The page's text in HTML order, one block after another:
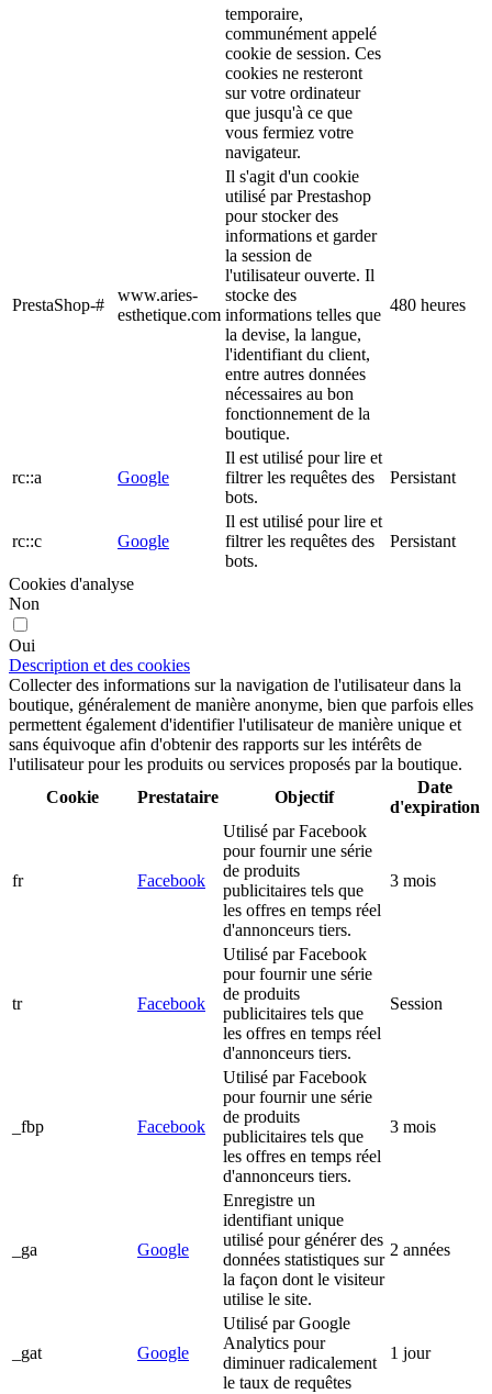
temporaire,
communément appelé
cookie de session. Ces
cookies ne resteront
sur votre ordinateur
que jusqu'à ce que
vous fermiez votre
navigateur.
PrestaShop-#
www.aries-
esthetique.com
Il s'agit d'un cookie
utilisé par Prestashop
pour stocker des
informations et garder
la session de
l'utilisateur ouverte. Il
stocke des
informations telles que
la devise, la langue,
l'identifiant du client,
entre autres données
nécessaires au bon
fonctionnement de la
boutique.
480 heures
rc::a Google
Il est utilisé pour lire et
filtrer les requêtes des
bots.
Persistant
rc::c Google
Il est utilisé pour lire et
filtrer les requêtes des
bots.
Persistant
Cookies d'analyse
Non
Oui
Description et des cookies
Collecter des informations sur la navigation de l'utilisateur dans la
boutique, généralement de manière anonyme, bien que parfois elles
permettent également d'identifier l'utilisateur de manière unique et
sans équivoque afin d'obtenir des rapports sur les intérêts de
l'utilisateur pour les produits ou services proposés par la boutique.
Cookie
Prestataire Objectif
Date
d'expiration
fr Facebook
Utilisé par Facebook
pour fournir une série
de produits
publicitaires tels que
les offres en temps réel
d'annonceurs tiers.
3 mois
tr Facebook
Utilisé par Facebook
pour fournir une série
de produits
publicitaires tels que
les offres en temps réel
d'annonceurs tiers.
Session
_fbp Facebook
Utilisé par Facebook
pour fournir une série
de produits
publicitaires tels que
les offres en temps réel
d'annonceurs tiers.
3 mois
_ga Google
Enregistre un
identifiant unique
utilisé pour générer des
données statistiques sur
la façon dont le visiteur
utilise le site.
2 années
_gat Google
Utilisé par Google
Analytics pour
diminuer radicalement
le taux de requêtes
1 jour